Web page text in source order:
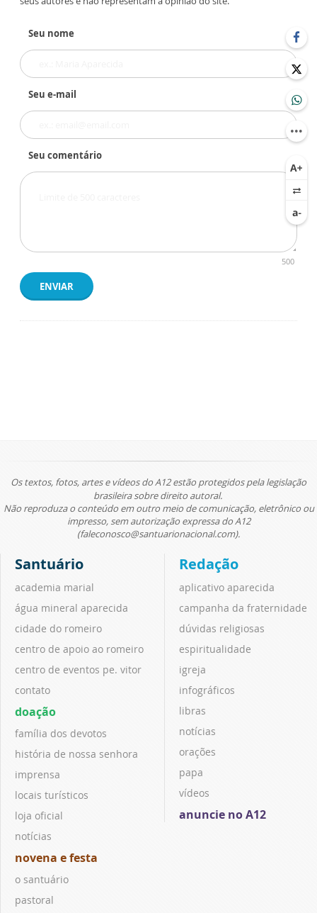
Seu nome
Seu e-mail
Seu comentário
500
ENVIAR
Os textos, fotos, artes e vídeos do A12 estão protegidos pela legislação
brasileira sobre direito autoral.
Não reproduza o conteúdo em outro meio de comunicação, eletrônico ou
impresso, sem autorização expressa do A12
(faleconosco@santuarionacional.com).
Santuário
academia marial
água mineral aparecida
cidade do romeiro
centro de apoio ao romeiro
centro de eventos pe. vitor
contato
doação
família dos devotos
história de nossa senhora
imprensa
locais turísticos
loja oficial
notícias
novena e festa
o santuário
pastoral
Redação
aplicativo aparecida
campanha da fraternidade
dúvidas religiosas
espiritualidade
igreja
infográficos
libras
notícias
orações
papa
vídeos
anuncie no A12